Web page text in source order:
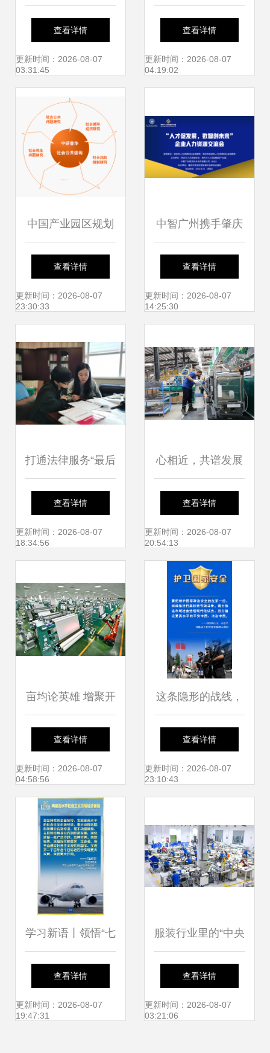
力企业产销两旺 社
会经济咨询服务的
核心价值
查看详情
更新时间：2026-08-07
03:31:45
海海关护航食品农
产品出口
查看详情
更新时间：2026-08-07
04:19:02
中国产业园区规划
与建设行业研究报
告 创新驱动下的战
价值
查看详情
更新时间：2026-08-07
23:30:33
中智广州携手肇庆
市人力资源协会成
功举办企业人力资
查看详情
更新时间：2026-08-07
14:25:30
打通法律服务“最后
一公里” 社会经济
咨询服务的桥梁作
查看详情
更新时间：2026-08-07
18:34:56
心相近，共谱发展
新篇 续写中阿情缘
的社会经济咨询服
务新篇章
查看详情
更新时间：2026-08-07
20:54:13
亩均论英雄 增聚开
发区与高桥街道高
质量发展动能的社
会经济咨询服务路
径探索
查看详情
更新时间：2026-08-07
04:58:56
这条隐形的战线，
守护你我平安——
社会经济咨询服务
查看详情
更新时间：2026-08-07
23:10:43
学习新语丨领悟“七
个聚焦” 构建高水
平社会主义市场经
查看详情
更新时间：2026-08-07
19:47:31
服装行业里的“中央
厨房” 柔性供应链
如何重塑社会经济
查看详情
更新时间：2026-08-07
03:21:06